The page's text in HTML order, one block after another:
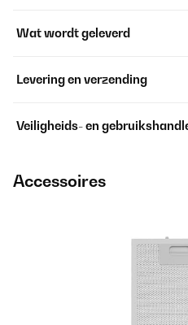
Wat wordt geleverd
Levering en verzending
Veiligheids- en
Accessoires